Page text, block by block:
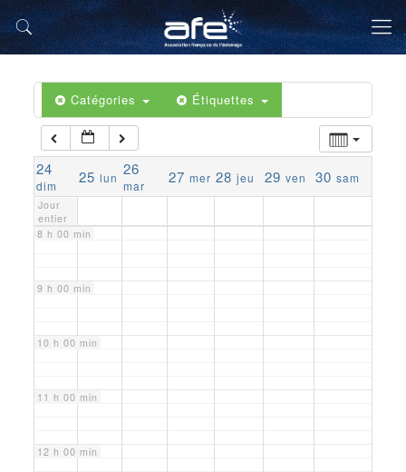
Catégories Étiquettes
24
dim 25 lun 26
mar 27 mer 28 jeu 29 ven 30 sam
Jour
entier
4 h 00 min
6 h 00 min
7 h 00 min
8 h 00 min
9 h 00 min
10 h 00 min
11 h 00 min
12 h 00 min